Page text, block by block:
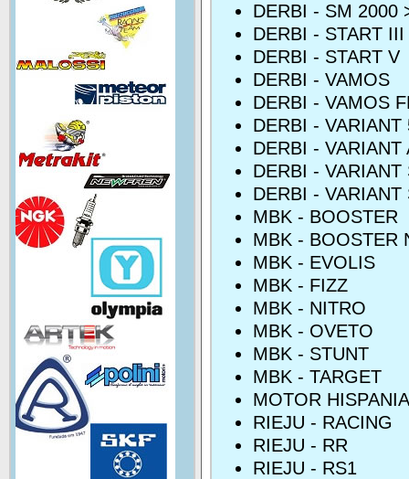
DERBI - SM 2000
DERBI - START III
DERBI - START V
DERBI - VAMOS
DERBI - VAMOS
DERBI - VARIANT
DERBI - VARIANT
DERBI - VARIANT
DERBI - VARIANT
MBK - BOOSTER
MBK - BOOSTER
MBK - EVOLIS
MBK - FIZZ
MBK - NITRO
MBK - OVETO
MBK - STUNT
MBK - TARGET
MOTOR
RIEJU - RACING
RIEJU - RR
RIEJU - RS1